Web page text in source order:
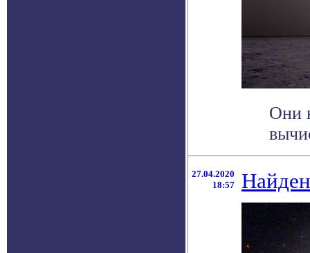
Они
27.04.2020
18:57